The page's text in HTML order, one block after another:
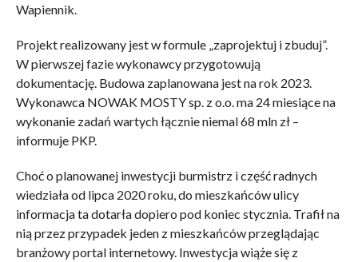
Wapiennik.
Projekt realizowany jest w formule „zaprojektuj i zbuduj”.
W pierwszej fazie wykonawcy przygotowują
dokumentację. Budowa zaplanowana jest na rok 2023.
Wykonawca NOWAK MOSTY sp. z o.o. ma 24 miesiące na
wykonanie zadań wartych łącznie niemal 68 mln zł –
informuje PKP.
Choć o planowanej inwestycji burmistrz i część radnych
wiedziała od lipca 2020 roku, do mieszkańców ulicy
informacja ta dotarła dopiero pod koniec stycznia. Trafił na
nią przez przypadek jeden z mieszkańców przeglądając
branżowy portal internetowy. Inwestycja wiąże się z